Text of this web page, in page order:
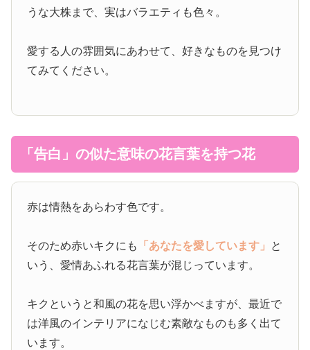
うな大株まで、実はバラエティも色々。
愛する人の雰囲気にあわせて、好きなものを見つけ
てみてください。
「告白」の似た意味の花言葉を持つ花
赤は情熱をあらわす色です。
そのため赤いキクにも 「あなたを愛しています」 と
いう、愛情あふれる花言葉が混じっています。
キクというと和風の花を思い浮かべますが、最近で
は洋風のインテリアになじむ素敵なものも多く出て
います。